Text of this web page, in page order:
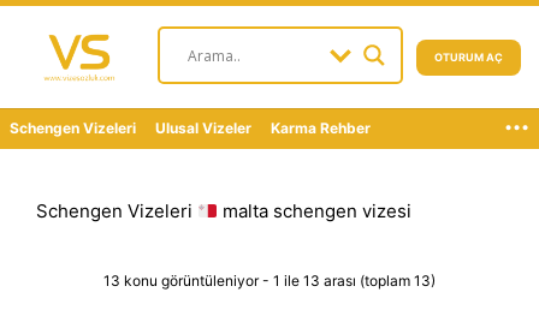
OTURUM AÇ
Schengen Vizeleri Ulusal Vizeler Karma Rehber ...
Schengen Vizeleri malta schengen vizesi
13 konu görüntüleniyor - 1 ile 13 arası (toplam 13)